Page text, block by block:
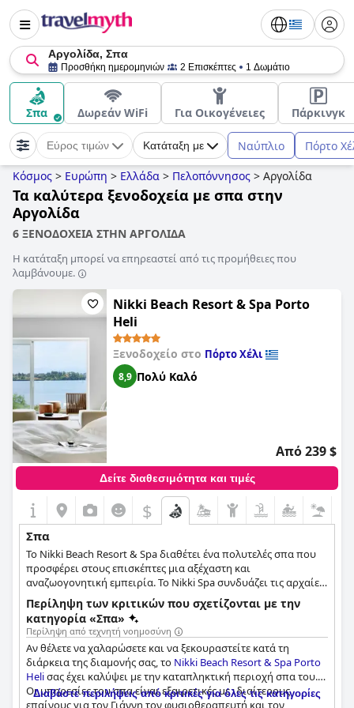
Αργολίδα, Σπα
Προσθήκη ημερομηνιών 2 Επισκέπτες 1 Δωμάτιο
Σπα Δωρεάν WiFi Για Οικογένειες Πάρκινγκ
Εύρος τιμών Κατάταξη με Ναύπλιο Πόρτο
Κόσμος > Ευρώπη > Ελλάδα > Πελοπόννησος > Αργολίδα
Τα καλύτερα ξενοδοχεία με σπα στην
Αργολίδα
6 ΞΕΝΟΔΟΧΕΙΑ ΣΤΗΝ ΑΡΓΟΛΙΔΑ
Η κατάταξη μπορεί να επηρεαστεί από τις προμήθειες που
λαμβάνουμε.
Nikki Beach Resort & Spa Porto
Heli
Ξενοδοχείο στο Πόρτο Χέλι
8,9 Πολύ Καλό
Από 239 $
Δείτε διαθεσιμότητα και τιμές
$
Σπα
Το Nikki Beach Resort & Spa διαθέτει ένα πολυτελές σπα που
προσφέρει στους επισκέπτες μια αξέχαστη και
αναζωογονητική εμπειρία. Το Nikki Spa συνδυάζει τις αρχαίες
ελληνικές θεραπείες μασάζ, τις ιδέες του υγιεινού τρόπου
ζωής του Ιπποκράτη και τον πιο σύγχρονο εξοπλισμό σπα για
να δημιουργήσει μια πραγματικά μοναδική εμπειρία. Το σπα
διαθέτει δύο ατομικές αίθουσες θεραπείας και μία καμπίνα
για ζευγάρια και αντλεί επιρροές από δοκιμασμένες μεθόδους
και σπάνια βιολογικά ελληνικά συστατικά υψηλής ποιότητας.
Είτε χρειάζεστε λίγη σόλο χαλάρωση είτε ένα κατάλυμα για
ζευγάρια, το Nikki Beach Resort & Spa έχει κάτι να σας
Περίληψη των κριτικών που σχετίζονται με την
κατηγορία «Σπα»
Περίληψη από τεχνητή νοημοσύνη
Αν θέλετε να χαλαρώσετε και να ξεκουραστείτε κατά τη
διάρκεια της διαμονής σας, το Nikki Beach Resort & Spa Porto
Heliσας έχει καλύψει με την καταπληκτική περιοχή σπα του.
Οι υπηρεσίες του σπα είναι εξαιρετικές με ιδιαίτερους
επαίνους για τον Γιάννη τον φυσιοθεραπευτή και τον
Διαβάστε περιλήψεις από κριτικές για όλες τις κατηγορίες